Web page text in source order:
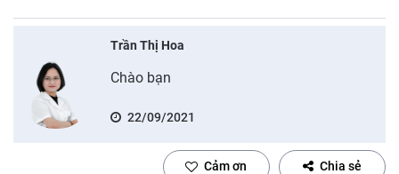
Trần Thị Hoa
Chào bạn
22/09/2021
Cảm ơn Chia sẻ